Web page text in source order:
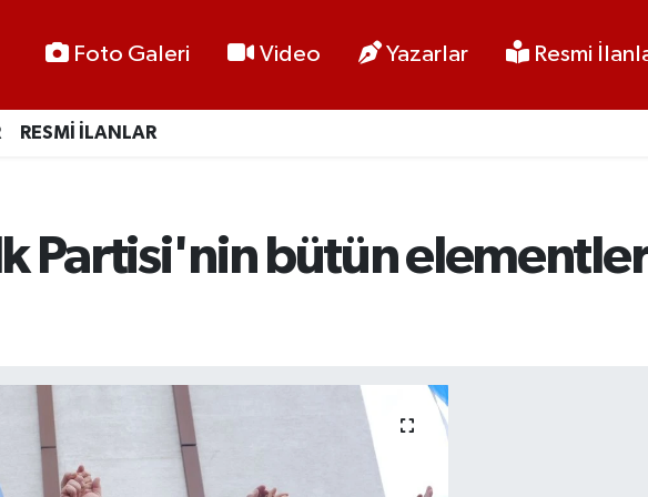
Foto Galeri Video Yazarlar Resmi
RESMİ İLANLAR
Partisi'nin bütün